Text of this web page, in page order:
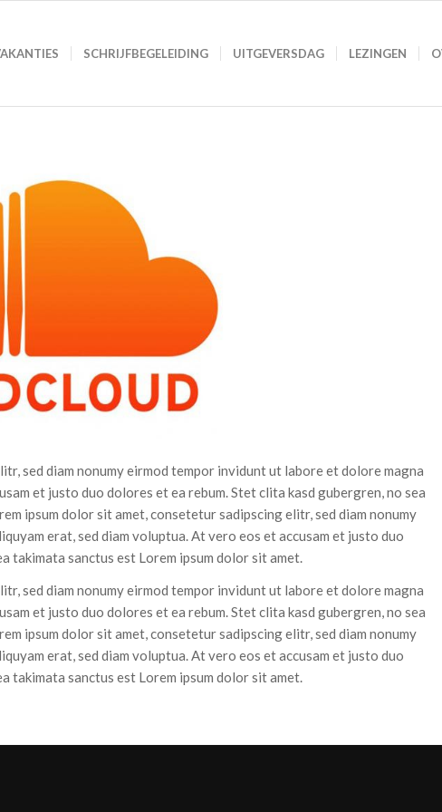
SCHRIJFBEGELEIDING UITGEVERSDAG LEZINGEN
sed diam nonumy eirmod tempor invidunt ut labore et dolore magna
et justo duo dolores et ea rebum. Stet clita kasd gubergren, no sea
ipsum dolor sit amet, consetetur sadipscing elitr, sed diam nonumy
erat, sed diam voluptua. At vero eos et accusam et justo duo
takimata sanctus est Lorem ipsum dolor sit amet.
sed diam nonumy eirmod tempor invidunt ut labore et dolore magna
et justo duo dolores et ea rebum. Stet clita kasd gubergren, no sea
ipsum dolor sit amet, consetetur sadipscing elitr, sed diam nonumy
erat, sed diam voluptua. At vero eos et accusam et justo duo
takimata sanctus est Lorem ipsum dolor sit amet.